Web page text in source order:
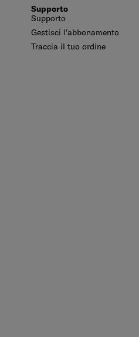
Supporto
Supporto
Gestisci l'abbonamento
Traccia il tuo ordine